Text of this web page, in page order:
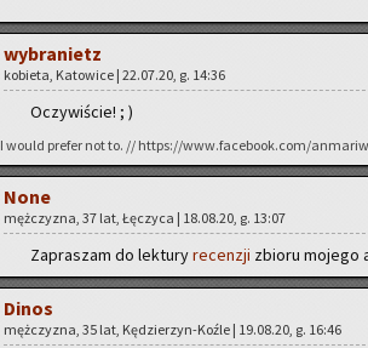
wy­bra­nietz
ko­bie­ta, Ka­to­wi­ce | 22.07.20, g. 14:36
Oczy­wi­ście! ; )
I would pre­fer not to. // https://www.facebook.com/
None
męż­czy­zna, 37 lat, Łę­czy­ca | 18.08.20, g. 13:07
Za­pra­szam do lek­tu­ryre­cen­zji zbio­ru mo­je­go
Dinos
męż­czy­zna, 35 lat, Kę­dzie­rzyn-Koź­le | 19.08.20, g. 16:46